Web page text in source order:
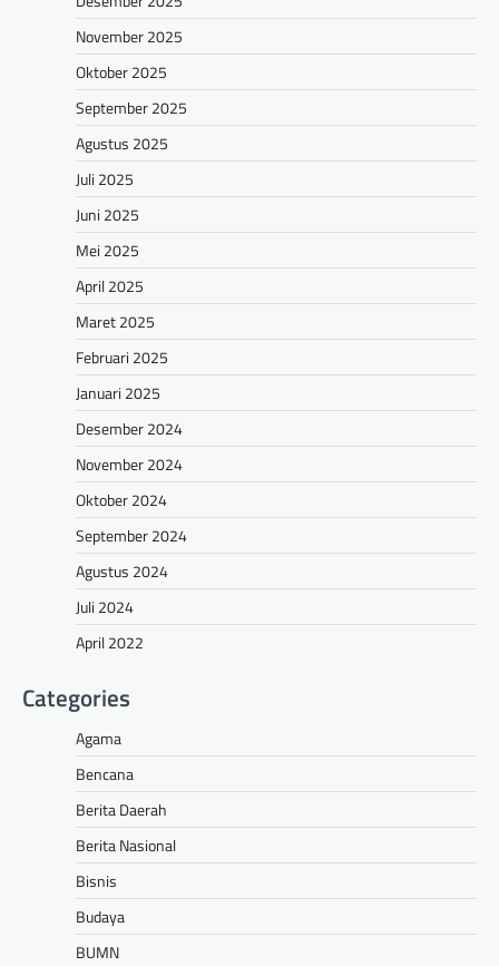
November 2025
Oktober 2025
September 2025
Agustus 2025
Juli 2025
Juni 2025
Mei 2025
April 2025
Maret 2025
Februari 2025
Januari 2025
Desember 2024
November 2024
Oktober 2024
September 2024
Agustus 2024
Juli 2024
April 2022
Categories
Agama
Bencana
Berita Daerah
Berita Nasional
Bisnis
Budaya
BUMN